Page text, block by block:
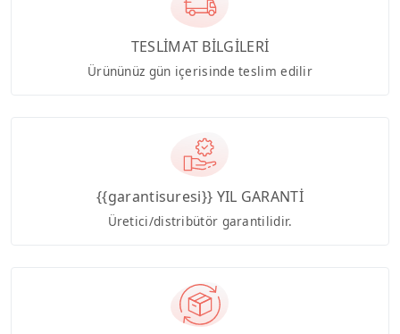
TESLİMAT BİLGİLERİ
Ürününüz gün içerisinde teslim edilir
{{garantisuresi}} YIL GARANTİ
Üretici/distribütör garantilidir.